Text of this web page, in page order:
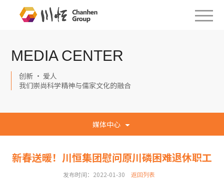
MEDIA CENTER
创新 · 爱人
我们崇尚科学精神与儒家文化的融合
媒体中心
新春送暖！川恒集团慰问原川磷困难退休职工
发布时间：2022-01-30 返回列表